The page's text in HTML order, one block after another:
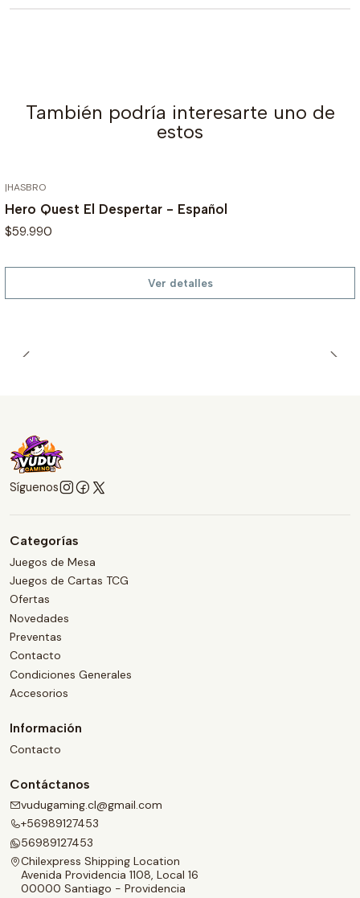
También podría interesarte uno de
estos
|HASBRO
Hero Quest El Despertar - Español
$59.990
Ver detalles
Síguenos
Categorías
Juegos de Mesa
Juegos de Cartas TCG
Ofertas
Novedades
Preventas
Contacto
Condiciones Generales
Accesorios
Información
Contacto
Contáctanos
vudugaming.cl@gmail.com
+56989127453
56989127453
Chilexpress Shipping Location
Avenida Providencia 1108, Local 16
00000 Santiago - Providencia